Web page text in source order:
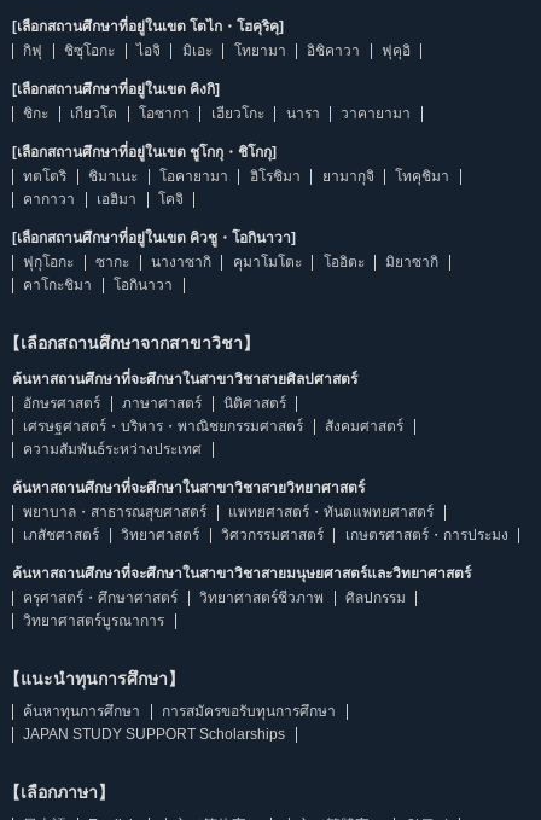
[เลือกสถานศึกษาที่อยู่ในเขต โตไก・โฮคุริคุ]
กิฟุ
ชิซุโอกะ ไอจิ มิเอะ โทยามา อิชิคาวา ฟุคุอิ
[เลือกสถานศึกษาที่อยู่ในเขต คิงกิ]
ชิกะ
เกียวโต โอซากา เฮียวโกะ นารา วาคายามา
[เลือกสถานศึกษาที่อยู่ในเขต ชูโกกุ・ชิโกกุ]
ทตโตริ
ชิมาเนะ โอคายามา ฮิโรชิมา ยามากุจิ
โทคุชิมา
คากาวา
เอฮิมา โคจิ
[เลือกสถานศึกษาที่อยู่ในเขต คิวชู・โอกินาวา]
ฟุกุโอกะ
ซากะ นางาซากิ คุมาโมโตะ โออิตะ
มิยาซากิ
คาโกะชิมา
โอกินาวา
【เลือกสถานศึกษาจากสาขาวิชา】
ค้นหาสถานศึกษาที่จะศึกษาในสาขาวิชาสายศิลปศาสตร์
อักษรศาสตร์
ภาษาศาสตร์
นิติศาสตร์
เศรษฐศาสตร์・บริหาร・พาณิชยกรรมศาสตร์
สังคมศาสตร์
ความสัมพันธ์ระหว่างประเทศ
ค้นหาสถานศึกษาที่จะศึกษาในสาขาวิชาสายวิทยาศาสตร์
พยาบาล・สาธารณสุขศาสตร์
แพทยศาสตร์・ทันตแพทยศาสตร์
เภสัชศาสตร์
วิทยาศาสตร์ วิศวกรรมศาสตร์ เกษตรศาสตร์・การประมง
ค้นหาสถานศึกษาที่จะศึกษาในสาขาวิชาสายมนุษยศาสตร์และวิทยาศาสตร์
ครุศาสตร์・ศึกษาศาสตร์
วิทยาศาสตร์ชีวภาพ
ศิลปกรรม
วิทยาศาสตร์บูรณาการ
【แนะนำทุนการศึกษา】
ค้นหาทุนการศึกษา
การสมัครขอรับทุนการศึกษา
JAPAN STUDY SUPPORT Scholarships
【เลือกภาษา】